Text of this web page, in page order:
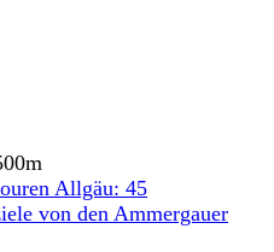
Allgäu: 45
von den Ammergauer